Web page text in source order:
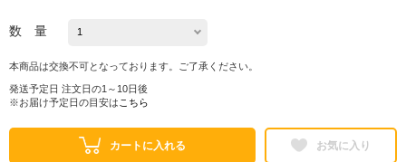
数 量
本商品は交換不可となっております。ご了承ください。
発送予定日 注文日の1～10日後
※お届け予定日の目安は こちら
カートに入れる お気に入り